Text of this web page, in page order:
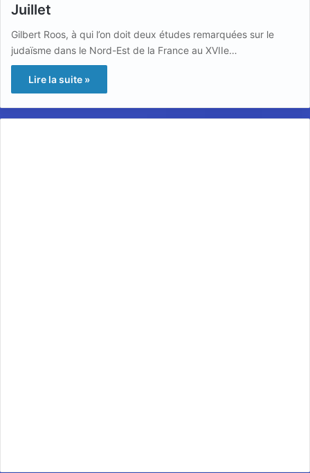
Juillet
Gilbert Roos, à qui l’on doit deux études remarquées sur le
judaïsme dans le Nord-Est de la France au XVIIe…
Lire la suite »